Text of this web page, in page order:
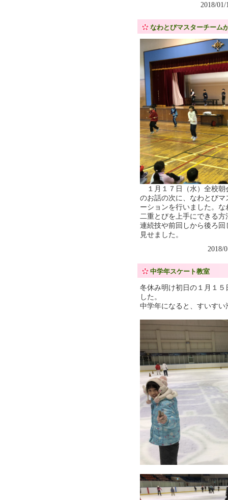
2018/
なわとびマスターチーム
１月１７日（水）全校朝
のお話の次に、なわとび
ーションを行いました。
二重とびを上手にできる
連続技や前回しから後ろ
見せました。
2018/
中学年スケート教室
冬休み明け初日の１月１
した。
中学年になると、すいす